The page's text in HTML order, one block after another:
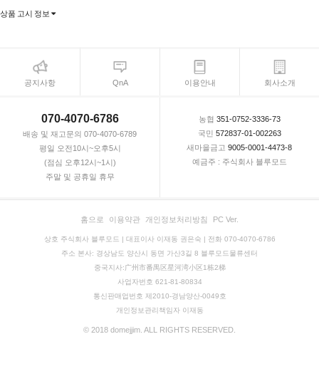
상품 고시 정보
공지사항 QnA 이용안내 회사소개
070-4070-6786
배송 및 재고문의 070-4070-6789
평일 오전10시~오후5시
(점심 오후12시~1시)
주말 및 공휴일 휴무
농협 351-0752-3336-73
국민 572837-01-002263
새마을금고 9005-0001-4473-8
예금주 : 주식회사 블루모드
홈으로 이용약관 개인정보처리방침 PC Ver.
상호 주식회사 블루모드 | 대표이사 이재동 권은숙 | 전화 070-4070-6786
주소 본사: 경상남도 양산시 동면 가산3길 8 블루모드물류센터
중국지사:广州市番禺区星河湾小区1栋2梯
사업자번호 621-81-80834
통신판매업번호 제2010-경남양산-0049호
개인정보관리책임자 이재동
© 2018 domejjim. ALL RIGHTS RESERVED.